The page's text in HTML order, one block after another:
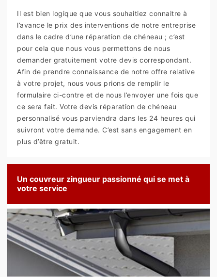
Il est bien logique que vous souhaitiez connaitre à
l’avance le prix des interventions de notre entreprise
dans le cadre d’une réparation de chéneau ; c’est
pour cela que nous vous permettons de nous
demander gratuitement votre devis correspondant.
Afin de prendre connaissance de notre offre relative
à votre projet, nous vous prions de remplir le
formulaire ci-contre et de nous l’envoyer une fois que
ce sera fait. Votre devis réparation de chéneau
personnalisé vous parviendra dans les 24 heures qui
suivront votre demande. C’est sans engagement en
plus d’être gratuit.
Un couvreur zingueur passionné qui se met à
votre service